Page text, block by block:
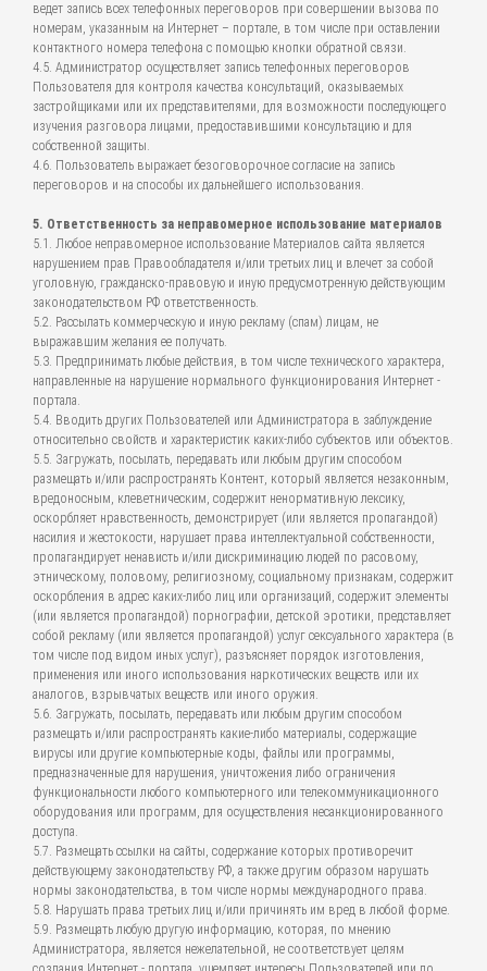
ведет запись всех телефонных переговоров при совершении вызова по
номерам, указанным на Интернет – портале, в том числе при оставлении
контактного номера телефона с помощью кнопки обратной связи.
4.5. Администратор осуществляет запись телефонных переговоров
Пользователя для контроля качества консультаций, оказываемых
застройщиками или их представителями, для возможности последующего
изучения разговора лицами, предоставившими консультацию и для
собственной защиты.
4.6. Пользователь выражает безоговорочное согласие на запись
переговоров и на способы их дальнейшего использования.
5. Ответственность за неправомерное использование материалов
5.1. Любое неправомерное использование Материалов сайта является
нарушением прав Правообладателя и/или третьих лиц и влечет за собой
уголовную, гражданско-правовую и иную предусмотренную действующим
законодательством РФ ответственность.
5.2. Рассылать коммерческую и иную рекламу (спам) лицам, не
выражавшим желания ее получать.
5.3. Предпринимать любые действия, в том числе технического характера,
направленные на нарушение нормального функционирования Интернет -
портала.
5.4. Вводить других Пользователей или Администратора в заблуждение
относительно свойств и характеристик каких-либо субъектов или объектов.
5.5. Загружать, посылать, передавать или любым другим способом
размещать и/или распространять Контент, который является незаконным,
вредоносным, клеветническим, содержит ненормативную лексику,
оскорбляет нравственность, демонстрирует (или является пропагандой)
насилия и жестокости, нарушает права интеллектуальной собственности,
пропагандирует ненависть и/или дискриминацию людей по расовому,
этническому, половому, религиозному, социальному признакам, содержит
оскорбления в адрес каких-либо лиц или организаций, содержит элементы
(или является пропагандой) порнографии, детской эротики, представляет
собой рекламу (или является пропагандой) услуг сексуального характера (в
том числе под видом иных услуг), разъясняет порядок изготовления,
применения или иного использования наркотических веществ или их
аналогов, взрывчатых веществ или иного оружия.
5.6. Загружать, посылать, передавать или любым другим способом
размещать и/или распространять какие-либо материалы, содержащие
вирусы или другие компьютерные коды, файлы или программы,
предназначенные для нарушения, уничтожения либо ограничения
функциональности любого компьютерного или телекоммуникационного
оборудования или программ, для осуществления несанкционированного
доступа.
5.7. Размещать ссылки на сайты, содержание которых противоречит
действующему законодательству РФ, а также другим образом нарушать
нормы законодательства, в том числе нормы международного права.
5.8. Нарушать права третьих лиц и/или причинять им вред в любой форме.
5.9. Размещать любую другую информацию, которая, по мнению
Администратора, является нежелательной, не соответствует целям